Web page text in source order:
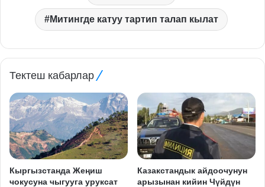
Митингде катуу тартип талап кылат
Тектеш кабарлар
Кыргызстанда Жеңиш
чокусуна чыгууга уруксат
Казакстандык айдоочунун
арызынан кийин Чүйдүн